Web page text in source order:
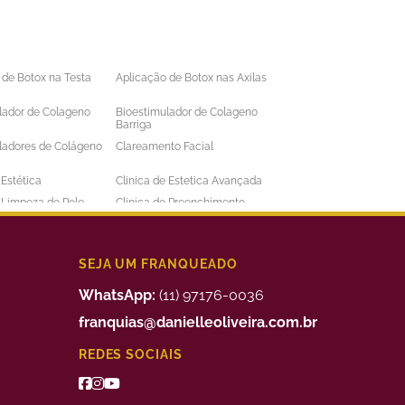
Botox na Testa
Aplicação de Botox nas Axilas
de Colageno
Bioestimulador de Colageno
Barriga
de Colágeno
Clareamento Facial
Clinica de Estetica Avançada
de Pele
Clinica de Preenchimento
Labial
Depilação a Laser Masculina
Preenchimento Facial Valor
Tratamento da Alopecia
de Bigode Chines
Tratamento de Celulite nas
SEJA UM FRANQUEADO
WhatsApp: (11) 97176-0036
franquias@danielleoliveira.com.br
REDES SOCIAIS